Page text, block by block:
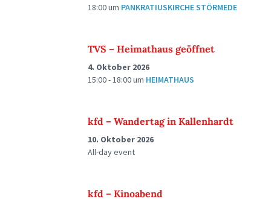
18:00um PANKRATIUSKIRCHE STÖRMEDE
TVS – Heimathaus geöffnet
4. Oktober 2026
15:00 - 18:00um HEIMATHAUS
kfd – Wandertag in Kallenhardt
10. Oktober 2026
All-day event
kfd – Kinoabend